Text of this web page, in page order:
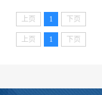
上页 1 下页
上页 1 下页